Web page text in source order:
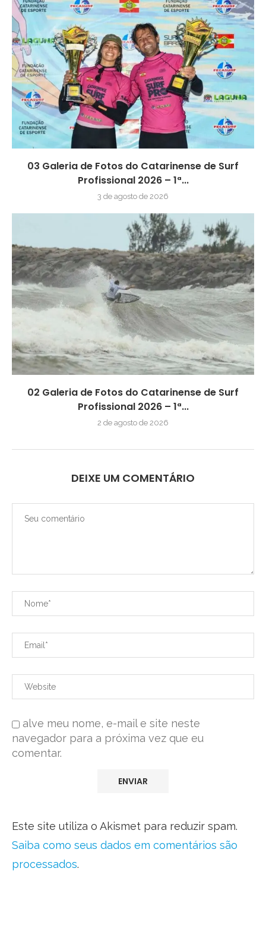
03 Galeria de Fotos do Catarinense de Surf
Profissional 2026 – 1ª...
3 de agosto de 2026
02 Galeria de Fotos do Catarinense de Surf
Profissional 2026 – 1ª...
2 de agosto de 2026
DEIXE UM COMENTÁRIO
alve meu nome, e-mail e site neste
navegador para a próxima vez que eu
comentar.
Este site utiliza o Akismet para reduzir spam.
Saiba como seus dados em comentários são
processados.